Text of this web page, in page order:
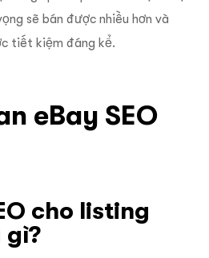
sẽ bán được nhiều hơn và
tiết kiệm đáng kể.
eBay SEO
cho listing
gì?